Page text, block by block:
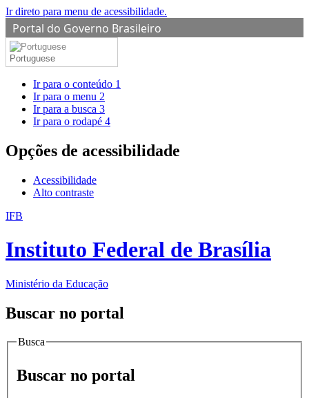
Ir direto para menu de acessibilidade.
Portal do Governo Brasileiro
Portuguese
Ir para o conteúdo 1
Ir para o menu 2
Ir para a busca 3
Ir para o rodapé 4
Opções de acessibilidade
Acessibilidade
Alto contraste
IFB
Instituto Federal de Brasília
Ministério da Educação
Buscar no portal
Busca
Buscar no portal